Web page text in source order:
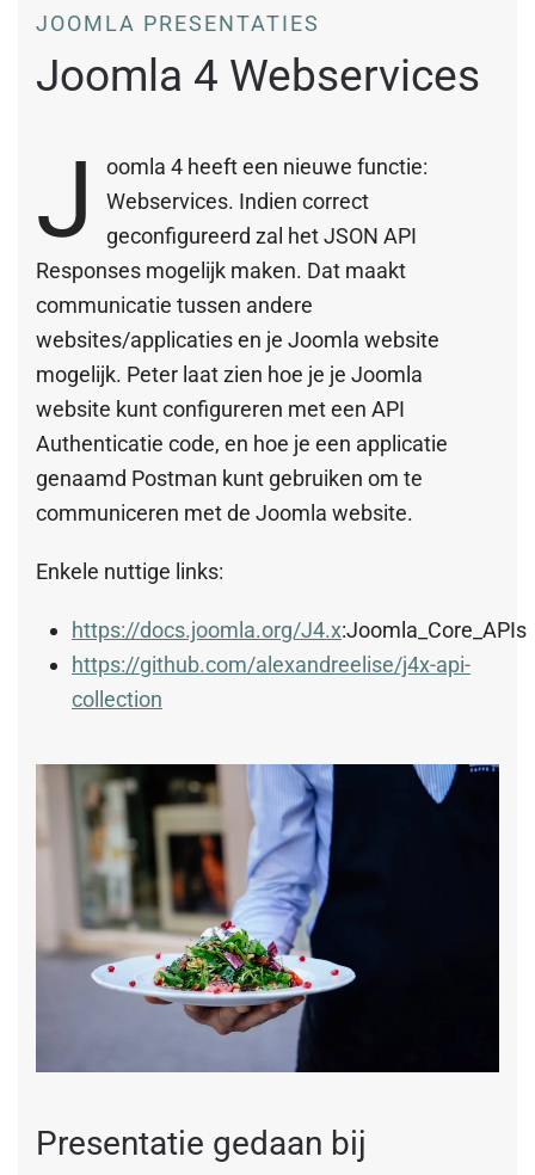
JOOMLA PRESENTATIES
Joomla 4 Webservices
J
oomla 4 heeft een nieuwe functie:
Webservices. Indien correct
geconfigureerd zal het JSON API
Responses mogelijk maken. Dat maakt
communicatie tussen andere
websites/applicaties en je Joomla website
mogelijk. Peter laat zien hoe je je Joomla
website kunt configureren met een API
Authenticatie code, en hoe je een applicatie
genaamd Postman kunt gebruiken om te
communiceren met de Joomla website.
Enkele nuttige links:
https://docs.joomla.org/J4.x:Joomla_Core_APIs
https://github.com/alexandreelise/j4x-api-
collection
Presentatie gedaan bij